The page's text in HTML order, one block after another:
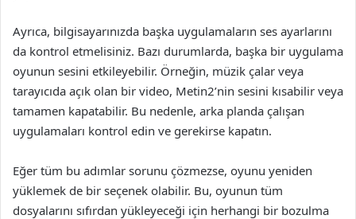
Ayrıca, bilgisayarınızda başka uygulamaların ses ayarlarını
da kontrol etmelisiniz. Bazı durumlarda, başka bir uygulama
oyunun sesini etkileyebilir. Örneğin, müzik çalar veya
tarayıcıda açık olan bir video, Metin2’nin sesini kısabilir veya
tamamen kapatabilir. Bu nedenle, arka planda çalışan
uygulamaları kontrol edin ve gerekirse kapatın.
Eğer tüm bu adımlar sorunu çözmezse, oyunu yeniden
yüklemek de bir seçenek olabilir. Bu, oyunun tüm
dosyalarını sıfırdan yükleyeceği için herhangi bir bozulma